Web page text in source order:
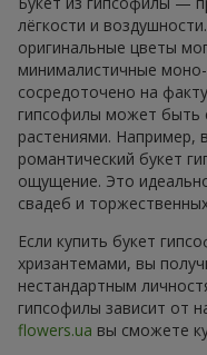
лёгкости и
оригинальные цветы
минималистичные
сосредоточено на
гипсофилы может быть
растениями. Например,
романтический букет
ощущение. Это
свадеб и
Если купить букет
хризантемами, вы
нестандартным
гипсофилы зависит от
flowers.ua вы сможете